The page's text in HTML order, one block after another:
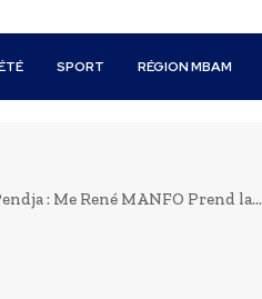
SPORT RÉGION MBAM
: Me René MANFO Prend la...